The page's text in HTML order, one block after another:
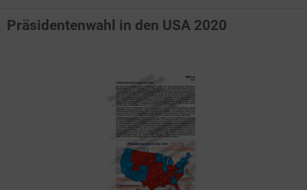
Präsidentenwahl in den USA 2020